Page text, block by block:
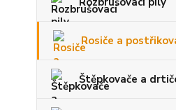
Rosiče a
Štěpkovače a